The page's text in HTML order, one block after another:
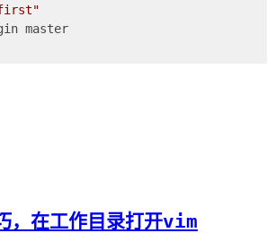
master
，在工作目录打开vim